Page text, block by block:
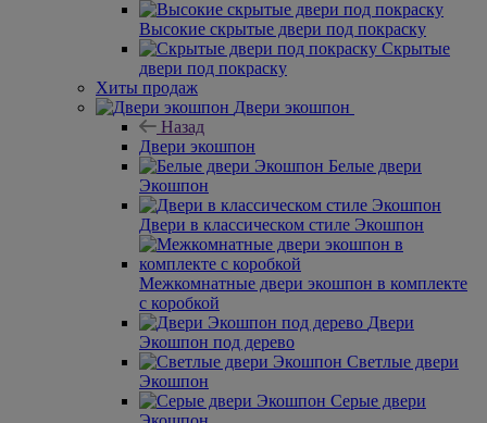
Высокие скрытые двери под покраску
Скрытые
двери под покраску
Хиты продаж
Двери экошпон
Назад
Двери экошпон
Белые двери
Экошпон
Двери в классическом стиле Экошпон
Межкомнатные двери экошпон в комплекте
с коробкой
Двери
Экошпон под дерево
Светлые двери
Экошпон
Серые двери